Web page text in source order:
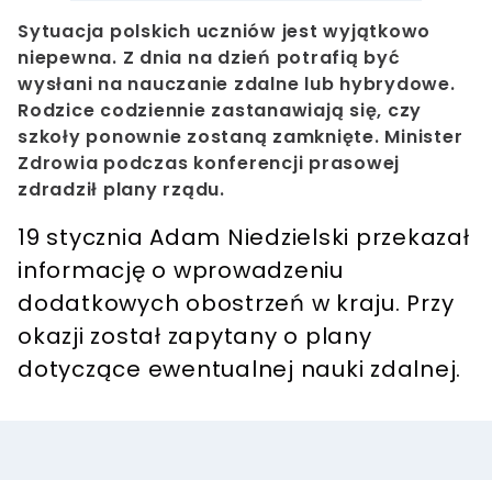
Sytuacja polskich uczniów jest wyjątkowo
niepewna. Z dnia na dzień potrafią być
wysłani na nauczanie zdalne lub hybrydowe.
Rodzice codziennie zastanawiają się, czy
szkoły ponownie zostaną zamknięte. Minister
Zdrowia podczas konferencji prasowej
zdradził plany rządu.
19 stycznia Adam Niedzielski przekazał
informację o wprowadzeniu
dodatkowych obostrzeń w kraju. Przy
okazji został zapytany o plany
dotyczące ewentualnej nauki zdalnej.